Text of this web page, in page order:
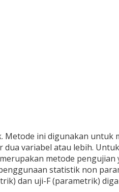
Metode ini digunakan untuk
variabel atau lebih.
metode
statistik non
dan uji-F (parametrik)